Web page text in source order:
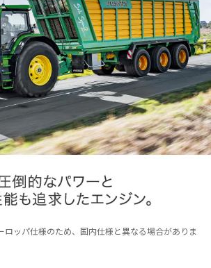
ロッパ仕様のため、国内仕様と異なる場合がありま